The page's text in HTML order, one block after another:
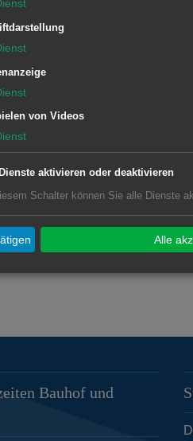
Bauhof und
von Videos
aktivieren oder deaktivieren
Schalter können Sie alle Dienste
Alle